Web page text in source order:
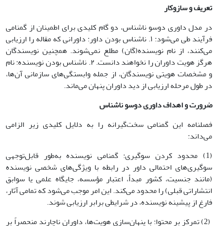
تعریف و سازوکار
در مدل داوری دوسو ناشناس، دو گام کلیدی برای اطمینان از گمنامی
فرآیند طی می‌شود: ۱. ناشناس بودن داور: داورانی که مقاله را ارزیابی
می‌کنند، از نام نویسنده(گان) مطلع نمی‌شوند. همچنین نویسندگان
هرگز هویت داوران را نخواهند دانست. ۲. ناشناس بودن نویسنده: نام
و مشخصات هویتی نویسندگان، از جمله وابستگی‌های سازمانی آن‌ها،
در طول مرحله ارزیابی از دید داوران پنهان می‌ماند.
ضرورت و اهداف داوری دوسو ناشناس
فصلنامه این گمنامی سخت‌گیرانه را به دلایل کلیدی زیر الزامی
می‌داند:
(1) محدود کردن سوگیری: گمنامی نویسنده به‌طور قابل‌توجهی
سوگیری‌های احتمالی داور در رابطه با ویژگی‌های شخصی نویسنده
(مانند جنسیت، کشور مبدأ، اعتبار مؤسسه، جایگاه علمی یا سوابق
انتشاراتی قبلی) را محدود می‌کند. این امر موجب می‌شود که تمامی آثار،
فارغ از پیشینه نویسنده، در شرایطی برابر ارزیابی شوند.
(2) تمرکز بر محتوا: با پنهان‌سازی هویت‌ها، داوران ناچارند منحصراً بر